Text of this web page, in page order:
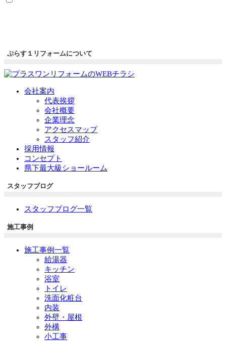
ぷらす１リフォームについて
会社案内
代表挨拶
会社概要
企業理念
アクセスマップ
スタッフ紹介
採用情報
コンセプト
県下最大級ショールーム
スタッフブログ
スタッフブログ一覧
施工事例
施工事例一覧
給湯器
キッチン
浴室
トイレ
洗面化粧台
内装
外壁・屋根
外構
小工事